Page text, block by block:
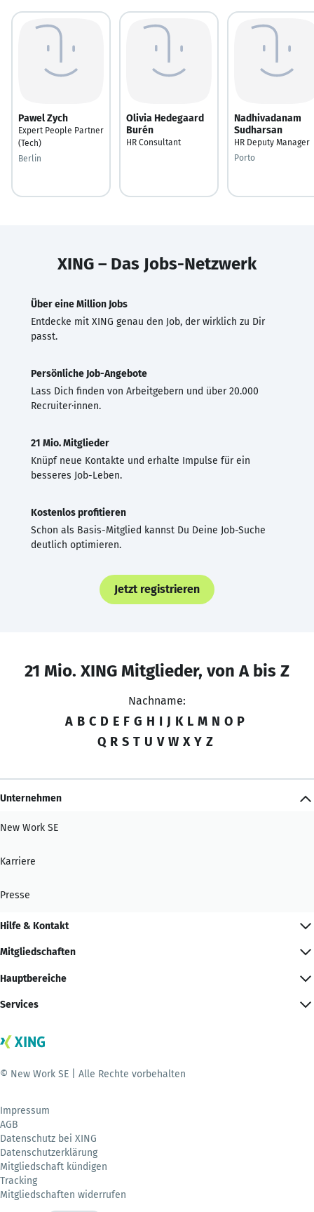
Pawel Zych
Expert People Partner
(Tech)
Berlin
Olivia Hedegaard
Burén
HR Consultant
Nadhivadanam
Sudharsan
HR Deputy Manager
Porto
XING – Das Jobs-Netzwerk
Über eine Million Jobs
Entdecke mit XING genau den Job, der wirklich zu Dir
passt.
Persönliche Job-Angebote
Lass Dich finden von Arbeitgebern und über 20.000
Recruiter·innen.
21 Mio. Mitglieder
Knüpf neue Kontakte und erhalte Impulse für ein
besseres Job-Leben.
Kostenlos profitieren
Schon als Basis-Mitglied kannst Du Deine Job-Suche
deutlich optimieren.
Jetzt registrieren
21 Mio. XING Mitglieder, von A bis Z
Nachname:
A B C D E F G H I J K L M N O P
Q R S T U V W X Y Z
Unternehmen
New Work SE
Karriere
Presse
Hilfe & Kontakt
Mitgliedschaften
Hauptbereiche
Services
© New Work SE | Alle Rechte vorbehalten
Impressum
AGB
Datenschutz bei XING
Datenschutzerklärung
Mitgliedschaft kündigen
Tracking
Mitgliedschaften widerrufen